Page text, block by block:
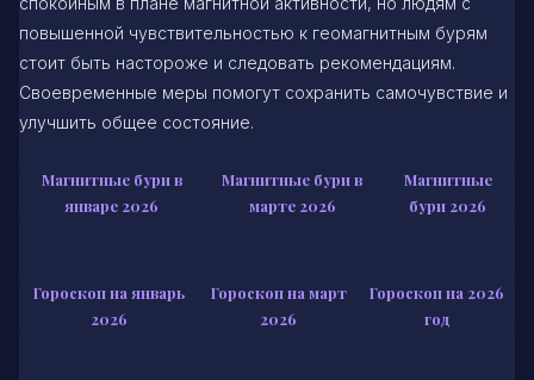
повышенной чувствительностью к геомагнитным бурям
стоит быть настороже и следовать рекомендациям.
Своевременные меры помогут сохранить самочувствие и
улучшить общее состояние.
Магнитные бури в
январе 2026
Магнитные бури в
марте 2026
Магнитные
бури 2026
Гороскоп на январь
2026
Гороскоп на март
2026
Гороскоп на 2026
год